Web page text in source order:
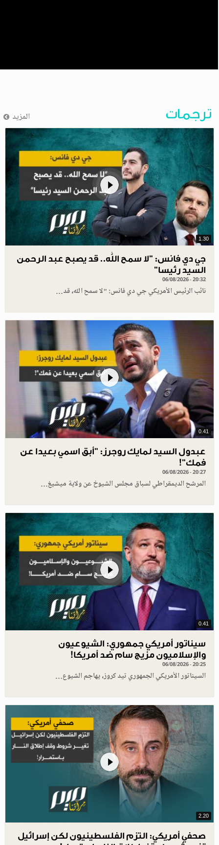
ترجمات المزيد
1.30
جي دي فانس: ”لا سمح الله.. قد يصبح عبد الرحمن
السيد رئيسا”
06/08/2026 - 20:32
نائب الرئيس الأمريكي جي دي فانس: "لا سمح الله، قد…
0.41
عبدول السيد لمايك روجرز: "أبق اسمي بعيدا عن
فمك"!
06/08/2026 - 20:27
المرشح الديمقراطي لسباق مجلس الشيوخ عن ولاية ميشيغ…
0.41
سيناتور أمريكي جمهوري: الشيوعيون
والإسلاميون مزيج سام ضد أمريكا!
06/08/2026 - 20:25
السيناتور الأمريكي الجمهوري تيد كروز، يهاجم الشيوع…
2.20
صحفي أمريكي: التزم الفلسطينيون لكن إسرائيل